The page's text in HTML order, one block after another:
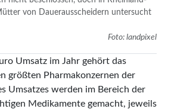
von Dauerausscheidern untersucht
Foto: landpixel
Umsatz im Jahr gehört das
größten Pharmakonzernen der
Umsatzes werden im Bereich der
Medikamente gemacht, jeweils